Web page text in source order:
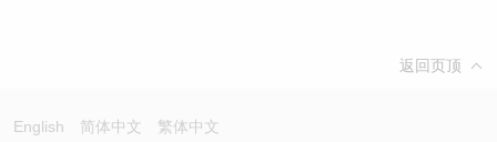
返回页顶
English 简体中文 繁体中文